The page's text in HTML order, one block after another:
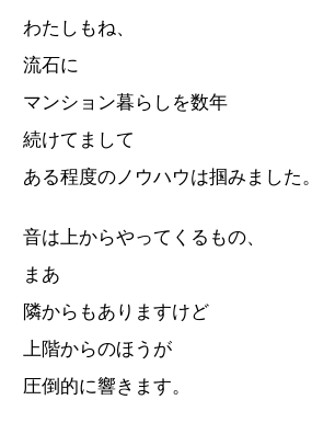
わたしもね、
流石に
マンション暮らしを数年
続けてまして
ある程度のノウハウは掴みました。
音は上からやってくるもの、
まあ
隣からもありますけど
上階からのほうが
圧倒的に響きます。